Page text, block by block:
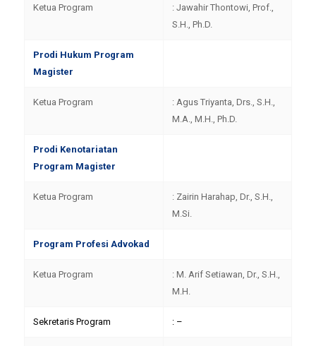
Ketua Program
: Jawahir Thontowi, Prof.,
S.H., Ph.D.
Prodi Hukum Program
Magister
Ketua Program
: Agus Triyanta, Drs., S.H.,
M.A., M.H., Ph.D.
Prodi Kenotariatan
Program Magister
Ketua Program
: Zairin Harahap, Dr., S.H.,
M.Si.
Program Profesi Advokad
Ketua Program
: M. Arif Setiawan, Dr., S.H.,
M.H.
Sekretaris Program : –